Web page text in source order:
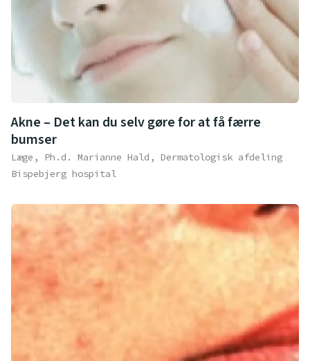
Akne – Det kan du selv gøre for at få færre
bumser
Læge, Ph.d. Marianne Hald, Dermatologisk afdeling
Bispebjerg hospital